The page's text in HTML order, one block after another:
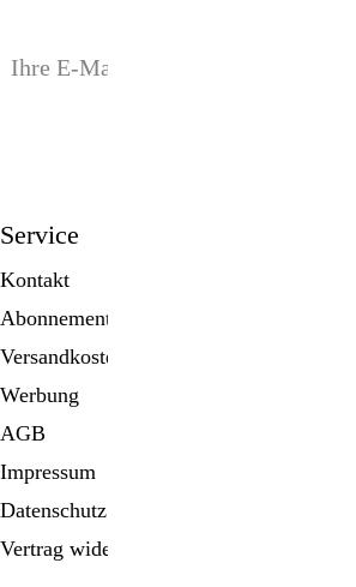
Service
Kontakt
Abonnement
Versandkosten
Werbung
AGB
Impressum
Datenschutz
Vertrag widerrufen